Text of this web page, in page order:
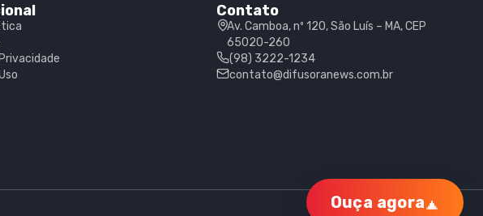
Contato
Av. Camboa, nº 120, São Luís – MA, CEP
65020-260
(98) 3222-1234
contato@difusoranews.com.br
Ouça agora